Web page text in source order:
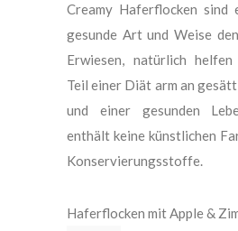
Creamy Haferflocken sind
gesunde Art und Weise
Erwiesen, natürlich
Teil einer Diät arm an
und einer gesunden
enthält keine künstlichen
Konservierungsstoffe.
Haferflocken mit Apple &